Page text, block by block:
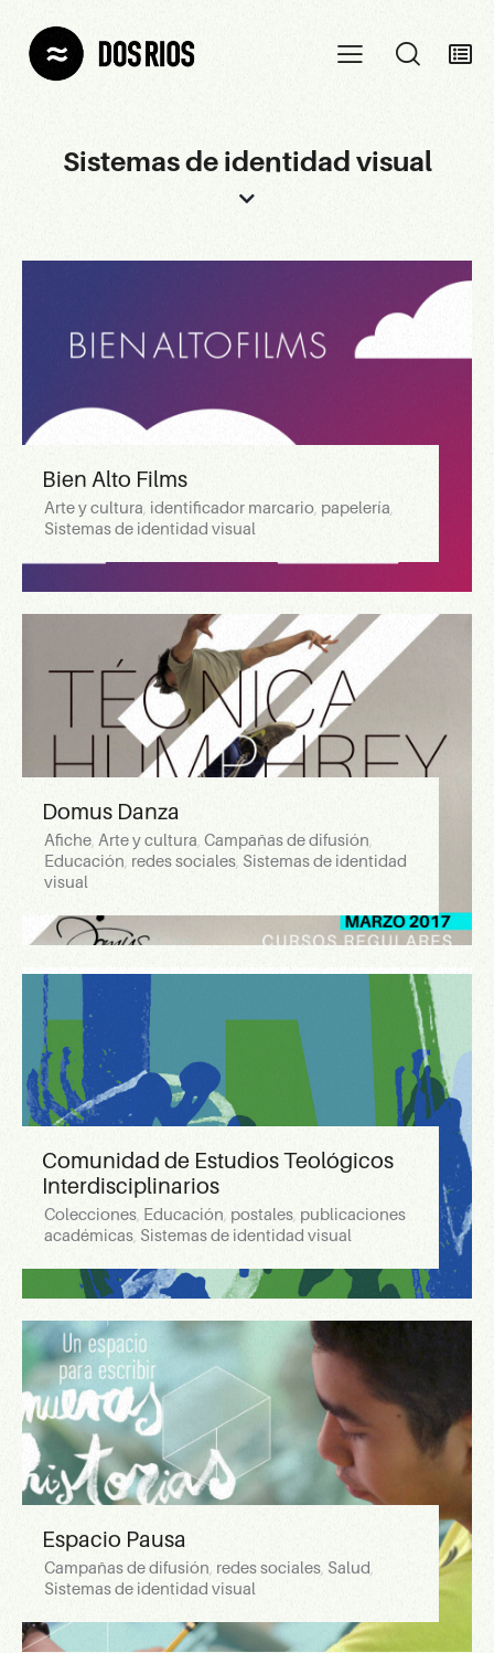
Sistemas de identidad visual
Bien Alto Films
Arte y cultura, identificador marcario, papelería,
Sistemas de identidad visual
Domus Danza
Afiche, Arte y cultura, Campañas de difusión,
Educación, redes sociales, Sistemas de identidad
visual
Comunidad de Estudios Teológicos
Interdisciplinarios
Colecciones, Educación, postales, publicaciones
académicas, Sistemas de identidad visual
Espacio Pausa
Campañas de difusión, redes sociales, Salud,
Sistemas de identidad visual